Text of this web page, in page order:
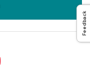
Feedback